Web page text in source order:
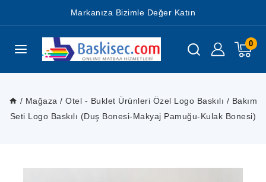
Markanıza Bizimle Değer Katın
0
/ Mağaza / Otel - Buklet Ürünleri Özel Logo Baskılı / Bakım
Seti Logo Baskılı (Duş Bonesi-Makyaj Pamuğu-Kulak Bonesi)